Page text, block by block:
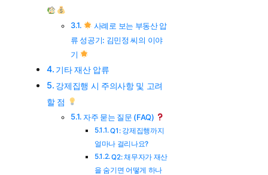
사례로 보는 부동산 압
류 성공기: 김민정 씨의 이야
기
기타 재산 압류
강제집행 시 주의사항 및 고려
할 점
자주 묻는 질문 (FAQ)
Q1: 강제집행까지
얼마나 걸리나요?
Q2: 채무자가 재산
을 숨기면 어떻게 하나